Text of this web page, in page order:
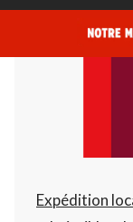
Expédition